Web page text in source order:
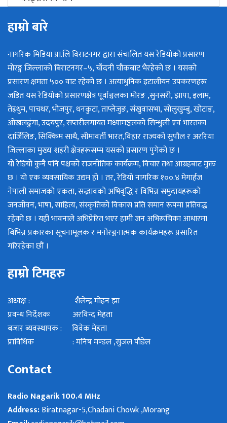
हाम्रो बारे
नागरिक मिडिया प्रा.लि विराटनगर द्वारा संचालित यस रेडियोको प्रसारण
मोरङ्ग जिल्लाको बिराटनगर–५, चाँदनी चौकबाट भैरहेको छ । यसको
प्रसारण क्षमता ५०० वाट रहेको छ । अत्याधुनिक इटालीयन उपकरणहरू
जडित यस रेडियोको प्रसारणक्षेत्र पूर्वाञ्चलका मोरङ ,सुनसरी, झापा, इलाम,
तेह्रथुम, पाचथर, भोजपुर, धनकुटा, ताप्लेजुङ, संखुवासभा, सोलुखुम्बु, खोटाङ,
ओखलढुंगा, उदयपुर, सप्तरीलगायत मध्यामञ्चलको सिन्धुली एवं भारतका
दार्जिलिङ, सिक्किम साथै, सीमावर्ती भारत,विहार राज्यको सुपौल र अररिया
जिल्लाका मुख्य शहरी क्षेत्रहरूसम्म यसको प्रसारण पुगेको छ ।
यो रेडियो कुनै पनि पक्षको राजनीतिक कार्यक्रम, विचार तथा आग्रहबाट मुक्त
छ । यो एक व्यवसायिक उद्यम हो । तर, रेडियो नागरिक १००.४ मेगार्हज
नेपाली समाजको एकता, सद्भावको अभिवृद्धि र विभिन्न समुदायहरूको
जनजीवन, भाषा, साहित्य, संस्कृतिको विकास प्रति समान रूपमा प्रतिवद्ध
रहेको छ । यही भावनाले अभिप्रेरित भएर हामी जन अभिरूचिका आधारमा
बिभिन्न प्रकारका सूचनामूलक र मनोरञ्जनात्मक कार्यक्रमहरू प्रसारित
गरिरहेका छौं ।
हाम्रो टिमहरु
अध्यक्ष : शैलेन्द्र मोहन झा
प्रवन्ध निर्देशकः अरविन्द मेहता
बजार ब्यवस्थापक : विवेक मेहता
प्राविधिक : मनिष मण्डल ,सुजल पौडेल
Contact
Radio Nagarik 100.4 MHz
Address:Biratnagar-5,Chadani Chowk ,Morang